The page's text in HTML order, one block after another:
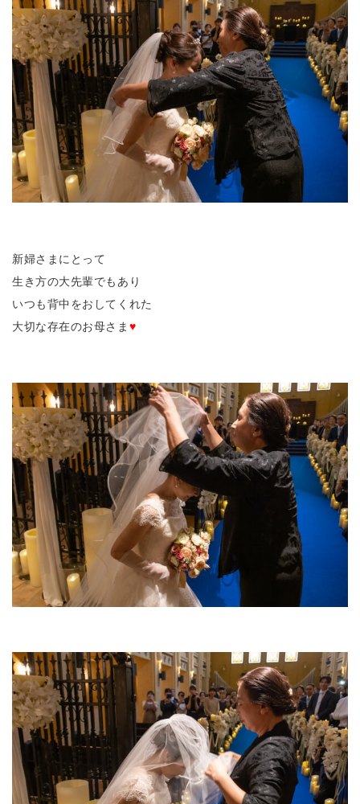
新婦さまにとって
生き方の大先輩でもあり
いつも背中をおしてくれた
大切な存在のお母さま ♥